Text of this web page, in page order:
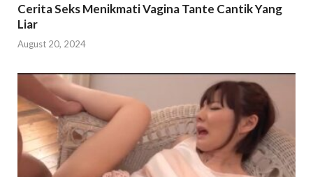
Cerita Seks Menikmati Vagina Tante Cantik Yang
Liar
August 20, 2024